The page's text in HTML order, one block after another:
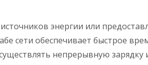
энергии или
обеспечивает быстрое
непрерывную